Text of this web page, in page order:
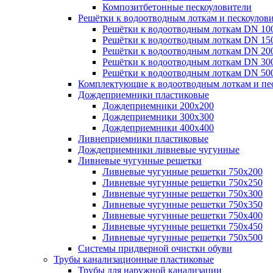
Композитбетонные пескоуловители
Решётки к водоотводным лоткам и
Решётки к водоотводным лоткам DN
Решётки к водоотводным лоткам DN
Решётки к водоотводным лоткам DN
Решётки к водоотводным лоткам DN
Решётки к водоотводным лоткам DN
Комплектующие к водоотводным лоткам и
Дождеприемники пластиковые
Дождеприемники 200х200
Дождеприемники 300х300
Дождеприемники 400х400
Ливнеприемники пластиковые
Дождеприемники ливневые чугунные
Ливневые чугунные решетки
Ливневые чугунные решетки 750х200
Ливневые чугунные решетки 750х250
Ливневые чугунные решетки 750х300
Ливневые чугунные решетки 750х350
Ливневые чугунные решетки 750х400
Ливневые чугунные решетки 750х450
Ливневые чугунные решетки 750х500
Системы придверной очистки обуви
Трубы канализационные пластиковые
Трубы для наружной канализации